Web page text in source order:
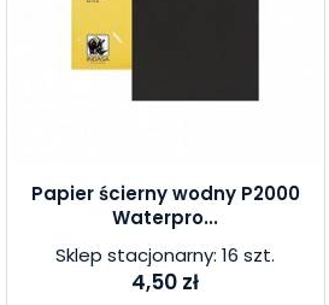
Papier ścierny wodny P2000
Waterpro...
Sklep stacjonarny: 16 szt.
4,50 zł